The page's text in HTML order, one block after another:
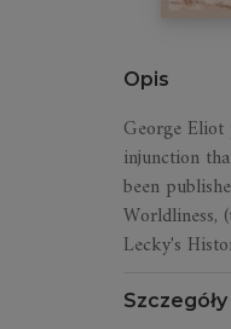
Opis
George Eliot
injunction
been
Worldliness,
Lecky's
Szczegóły